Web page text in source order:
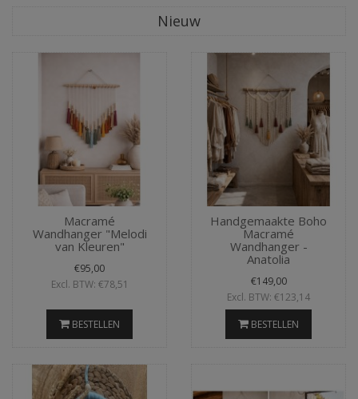
Nieuw
Macramé
Wandhanger "Melodi
van Kleuren"
€95,00
Excl. BTW: €78,51
BESTELLEN
Handgemaakte Boho
Macramé
Wandhanger -
Anatolia
€149,00
Excl. BTW: €123,14
BESTELLEN